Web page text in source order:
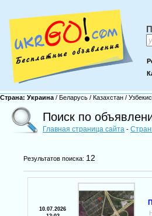
Страна: Украина / Беларусь / Казахстан /
Поиск по
Главная страница сайта -
Результатов поиска: 12
10.07.2026